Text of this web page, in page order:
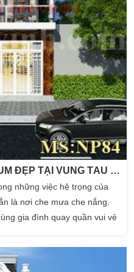
MẪU NHÀ PHỐ 3 TẦNG 1 TUM ĐẸP TẠI VŨNG TÀU 2017
những việc hệ trọng của
là nơi che mưa che nắng.
gia đình quay quần vui vẻ
xong. Ngôi nhà của chúng ta
[…]